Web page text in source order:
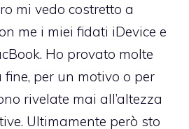
mi vedo costretto a
me i miei fidati iDevice e
Ho provato molte
per un motivo o per
rivelate mai all’altezza
Ultimamente però sto